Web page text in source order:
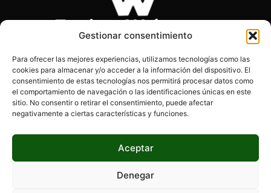
Gestionar consentimiento
Para ofrecer las mejores experiencias, utilizamos tecnologías como las
cookies para almacenar y/o acceder a la información del dispositivo. El
consentimiento de estas tecnologías nos permitirá procesar datos como
el comportamiento de navegación o las identificaciones únicas en este
sitio. No consentir o retirar el consentimiento, puede afectar
negativamente a ciertas características y funciones.
Aceptar
Denegar
SOBRE NOSOTROS
Páginas Webs es el blog de los desarrolladores, diseñadores
y programadores. Encontrarás información actualizada, tips,
consejos y mucho más.
SÍGUENOS